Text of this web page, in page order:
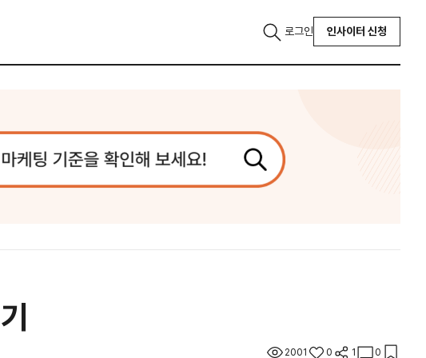
로그인 인사이터 신청
2001 0 1 0